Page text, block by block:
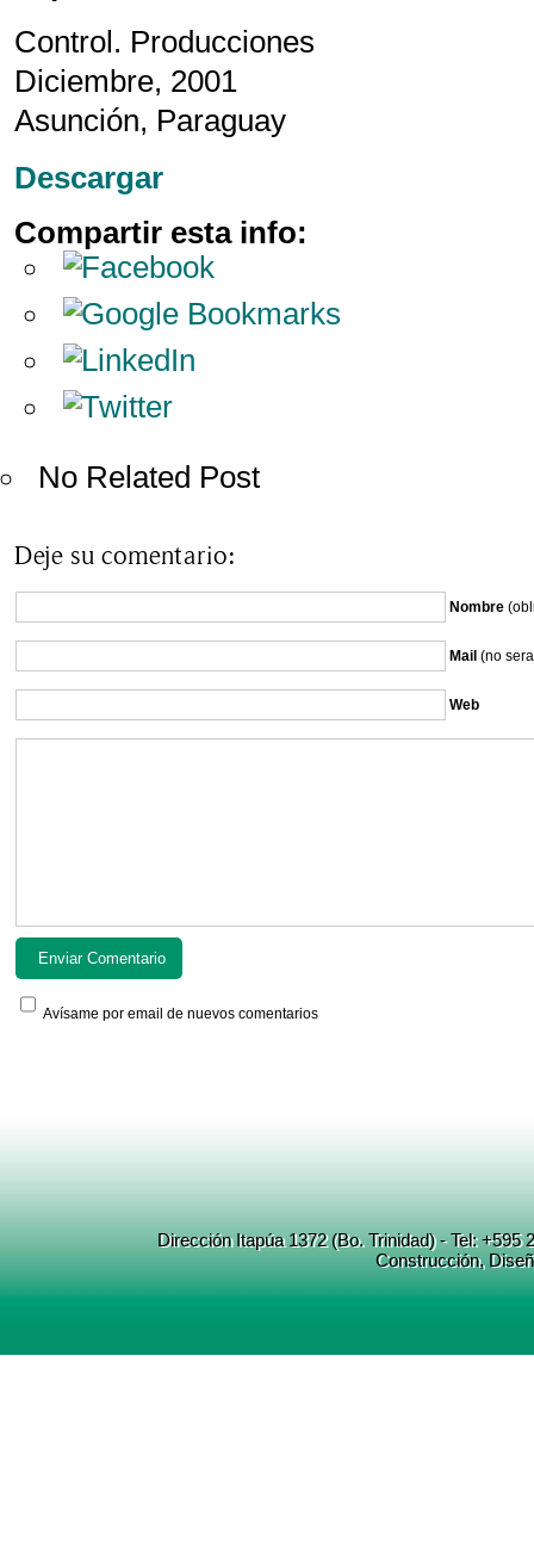
Control. Producciones
Diciembre, 2001
Asunción, Paraguay
Descargar
Compartir esta info:
No Related Post
Deje su comentario:
Nombre
Mail (no
Web
Avísame por email de nuevos comentarios
Dirección Itapúa 1372 (Bo. Trinidad) - Tel:
Construcción,